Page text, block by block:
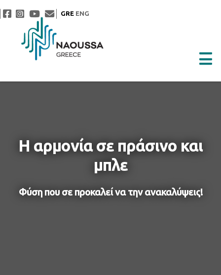
GRE ENG
Η αρμονία σε πράσινο και
μπλε
Φύση που σε προκαλεί να την ανακαλύψεις!